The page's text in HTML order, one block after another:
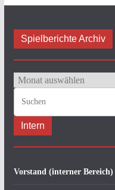
Spielberichte Archiv
Spielberichte
Archiv
Intern
Vorstand (interner Bereich)